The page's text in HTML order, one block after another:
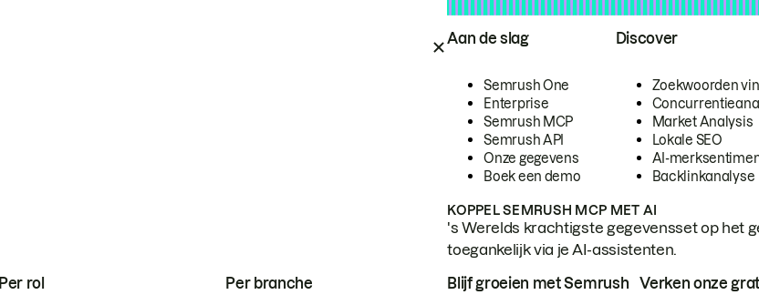
Aan de slag
Semrush One
Enterprise
Semrush MCP
Semrush API
Onze gegevens
Boek een demo
Discover
Zoekwoorden
Market Analysis
Lokale SEO
AI-
Backlinkanalyse
KOPPEL SEMRUSH MCP MET AI
's Werelds krachtigste gegevensset op het
toegankelijk via je AI-assistenten.
Per rol Per branche Blijf groeien met Semrush Verken onze